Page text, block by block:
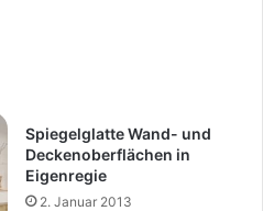
Spiegelglatte Wand- und
Deckenoberflächen in
Eigenregie
2. Januar 2013